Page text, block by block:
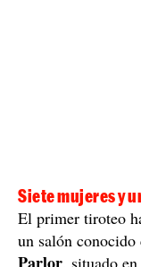
Siete mujeres y
El primer tiroteo
un salón conocido